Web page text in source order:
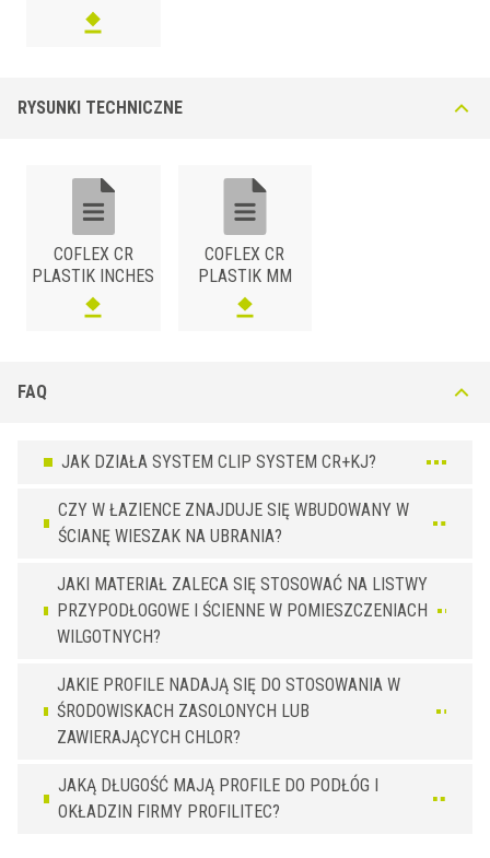
RYSUNKI TECHNICZNE
COFLEX CR
PLASTIK INCHES
COFLEX CR
PLASTIK MM
FAQ
JAK DZIAŁA SYSTEM CLIP SYSTEM CR+KJ?
CZY W ŁAZIENCE ZNAJDUJE SIĘ WBUDOWANY W
ŚCIANĘ WIESZAK NA UBRANIA?
JAKI MATERIAŁ ZALECA SIĘ STOSOWAĆ NA LISTWY
PRZYPODŁOGOWE I ŚCIENNE W POMIESZCZENIACH
WILGOTNYCH?
JAKIE PROFILE NADAJĄ SIĘ DO STOSOWANIA W
ŚRODOWISKACH ZASOLONYCH LUB
ZAWIERAJĄCYCH CHLOR?
JAKĄ DŁUGOŚĆ MAJĄ PROFILE DO PODŁÓG I
OKŁADZIN FIRMY PROFILITEC?